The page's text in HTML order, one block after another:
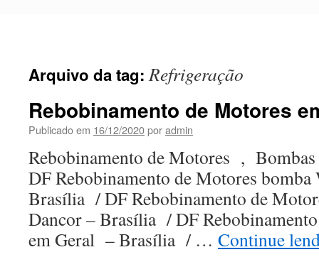
Arquivo da tag:Refrigeração
Rebobinamento de Motores
Publicado em 16/12/2020poradmin
Rebobinamento de Motores ,
DF Rebobinamento de Motores
Brasília / DF Rebobinamento de
Dancor – Brasília / DF
em Geral – Brasília / … Continue